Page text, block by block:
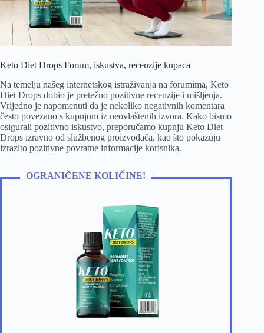
Keto Diet Drops Forum, iskustva, recenzije kupaca
Na temelju našeg internetskog istraživanja na forumima, Keto
Diet Drops dobio je pretežno pozitivne recenzije i mišljenja.
Vrijedno je napomenuti da je nekoliko negativnih komentara
često povezano s kupnjom iz neovlaštenih izvora. Kako bismo
osigurali pozitivno iskustvo, preporučamo kupnju Keto Diet
Drops izravno od službenog proizvođača, kao što pokazuju
izrazito pozitivne povratne informacije korisnika.
OGRANIČENE KOLIČINE!